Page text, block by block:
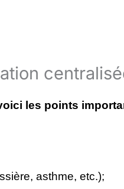
les points
asthme, etc.);